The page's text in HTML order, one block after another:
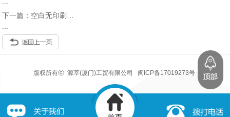
下一篇：空白无印刷小包防潮干燥剂_源莘
...
版权所有ⓒ 源莘(厦门)工贸有限公司 闽ICP备17019273号